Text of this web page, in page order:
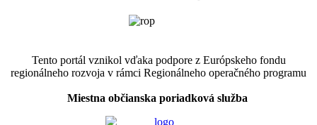
Tento portál vznikol vďaka podpore z Európskeho fondu
regionálneho rozvoja v rámci Regionálneho operačného programu
Miestna občianska poriadková služba